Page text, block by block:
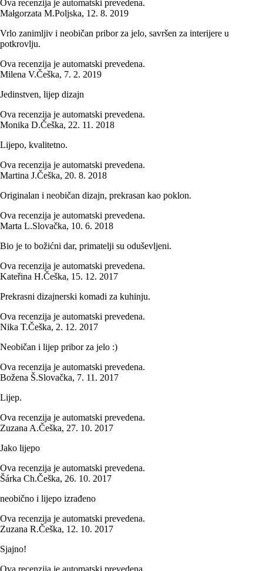
Ova recenzija je automatski prevedena.
Małgorzata M.Poljska, 12. 8. 2019
Vrlo zanimljiv i neobičan pribor za jelo, savršen za interijere u
potkrovlju.
Ova recenzija je automatski prevedena.
Milena V.Češka, 7. 2. 2019
Jedinstven, lijep dizajn
Ova recenzija je automatski prevedena.
Monika D.Češka, 22. 11. 2018
Lijepo, kvalitetno.
Ova recenzija je automatski prevedena.
Martina J.Češka, 20. 8. 2018
Originalan i neobičan dizajn, prekrasan kao poklon.
Ova recenzija je automatski prevedena.
Marta L.Slovačka, 10. 6. 2018
Bio je to božićni dar, primatelji su oduševljeni.
Ova recenzija je automatski prevedena.
Kateřina H.Češka, 15. 12. 2017
Prekrasni dizajnerski komadi za kuhinju.
Ova recenzija je automatski prevedena.
Nika T.Češka, 2. 12. 2017
Neobičan i lijep pribor za jelo :)
Ova recenzija je automatski prevedena.
Božena Š.Slovačka, 7. 11. 2017
Lijep.
Ova recenzija je automatski prevedena.
Zuzana A.Češka, 27. 10. 2017
Jako lijepo
Ova recenzija je automatski prevedena.
Šárka Ch.Češka, 26. 10. 2017
neobično i lijepo izrađeno
Ova recenzija je automatski prevedena.
Zuzana R.Češka, 12. 10. 2017
Sjajno!